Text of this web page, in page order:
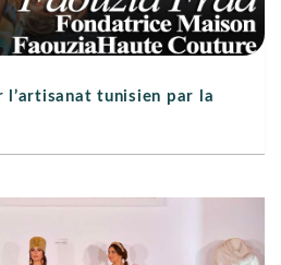
l’artisanat tunisien par la